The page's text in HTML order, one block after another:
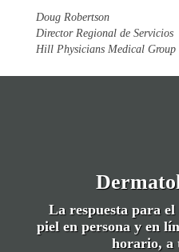
Doug Robertson
Director Regional de Servicios
Hill Physicians Medical Group
La respuesta para
piel en persona y en
horario, a